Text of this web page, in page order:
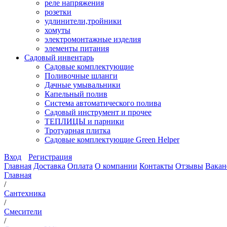
реле напряжения
розетки
удлинители,тройники
хомуты
электромонтажные изделия
элементы питания
Садовый инвентарь
Садовые комплектующие
Поливочные шланги
Дачные умывальники
Капельный полив
Система автоматического полива
Садовый инструмент и прочее
ТЕПЛИЦЫ и парники
Тротуарная плитка
Садовые комплектующие Green Helper
Вход
Регистрация
Главная Доставка Оплата О компании Контакты Отзывы
Главная
/
Сантехника
/
Смесители
/